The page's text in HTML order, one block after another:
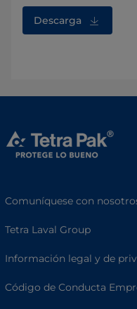
Descarga
Comuníquese con
Tetra Laval Group
Información legal y de
Código de Conducta